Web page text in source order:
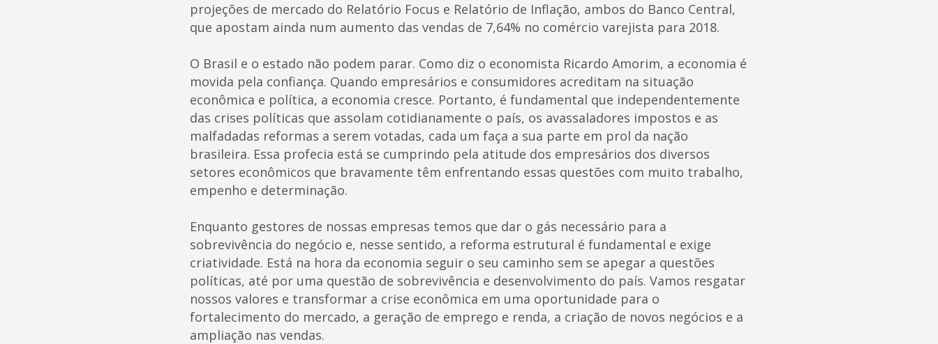
projeções de mercado do Relatório Focus e Relatório de Inflação, ambos do Banco Central,
que apostam ainda num aumento das vendas de 7,64% no comércio varejista para 2018.
O Brasil e o estado não podem parar. Como diz o economista Ricardo Amorim, a economia é
movida pela confiança. Quando empresários e consumidores acreditam na situação
econômica e política, a economia cresce. Portanto, é fundamental que independentemente
das crises políticas que assolam cotidianamente o país, os avassaladores impostos e as
malfadadas reformas a serem votadas, cada um faça a sua parte em prol da nação
brasileira. Essa profecia está se cumprindo pela atitude dos empresários dos diversos
setores econômicos que bravamente têm enfrentando essas questões com muito trabalho,
empenho e determinação.
Enquanto gestores de nossas empresas temos que dar o gás necessário para a
sobrevivência do negócio e, nesse sentido, a reforma estrutural é fundamental e exige
criatividade. Está na hora da economia seguir o seu caminho sem se apegar a questões
políticas, até por uma questão de sobrevivência e desenvolvimento do país. Vamos resgatar
nossos valores e transformar a crise econômica em uma oportunidade para o
fortalecimento do mercado, a geração de emprego e renda, a criação de novos negócios e a
ampliação nas vendas.